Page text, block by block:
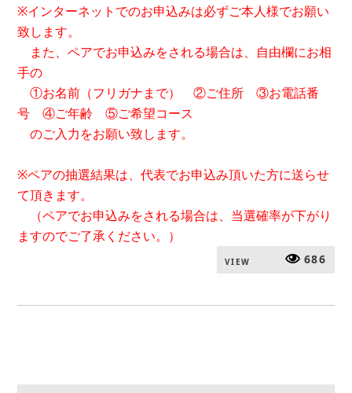
※インターネットでのお申込みは必ずご本人様でお願い
致します。
また、ペアでお申込みをされる場合は、自由欄にお相
手の
①お名前（フリガナまで） ②ご住所 ③お電話番
号 ④ご年齢 ⑤ご希望コース
のご入力をお願い致します。
※ペアの抽選結果は、代表でお申込み頂いた方に送らせ
て頂きます。
（ペアでお申込みをされる場合は、当選確率が下がり
ますのでご了承ください。）
VIEW 686